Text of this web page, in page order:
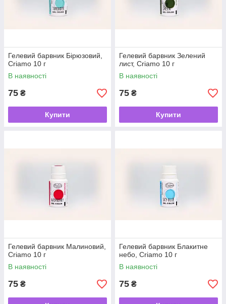
Гелевий барвник Бірюзовий,
Criamo 10 г
В наявності
75 ₴
Купити
Гелевий барвник Зелений
лист, Criamo 10 г
В наявності
75 ₴
Купити
Гелевий барвник Малиновий,
Criamo 10 г
В наявності
75 ₴
Гелевий барвник Блакитне
небо, Criamo 10 г
В наявності
75 ₴